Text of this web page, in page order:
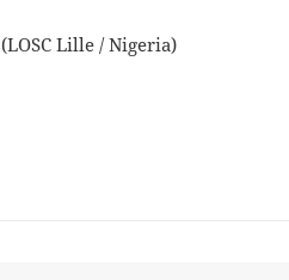
(LOSC Lille / Nigeria)